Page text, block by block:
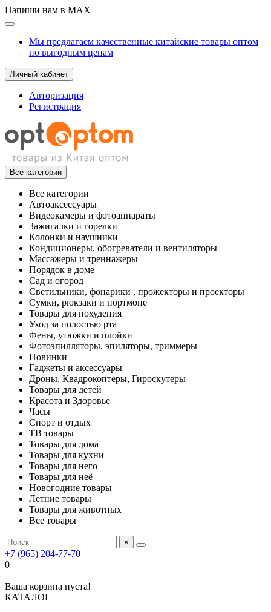
Напиши нам в MAX
Мы предлагаем качественные китайские товары оптом
по выгодным ценам
Личный кабинет
Авторизация
Регистрация
Все категории
Все категории
Автоаксессуары
Видеокамеры и фотоаппараты
Зажигалки и горелки
Колонки и наушники
Кондиционеры, обогреватели и вентиляторы
Массажеры и треннажеры
Порядок в доме
Сад и огород
Светильники, фонарики , прожекторы и проекторы
Сумки, рюкзаки и портмоне
Товары для похудения
Уход за полостью рта
Фены, утюжки и плойки
Фотоэпилляторы, эпиляторы, триммеры
Новинки
Гаджеты и аксессуары
Дроны, Квадрокоптеры, Гироскутеры
Товары для детей
Красота и Здоровье
Часы
Спорт и отдых
ТВ товары
Товары для дома
Товары для кухни
Товары для него
Товары для неё
Новогодние товары
Летние товары
Товары для животных
Все товары
×
+7 (965) 204-77-70
0
Ваша корзина пуста!
КАТАЛОГ